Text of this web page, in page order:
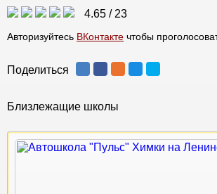
4.65 / 23
Авторизуйтесь ВКонтакте чтобы
Поделиться
Близлежащие школы